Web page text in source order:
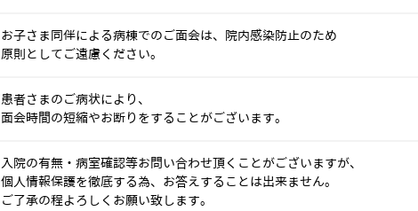
お子さま同伴による病棟でのご面会は、院内感染防止のため
原則としてご遠慮ください。
患者さまのご病状により、
面会時間の短縮やお断りをすることがございます。
入院の有無・病室確認等お問い合わせ頂くことがございますが、
個人情報保護を徹底する為、お答えすることは出来ません。
ご了承の程よろしくお願い致します。